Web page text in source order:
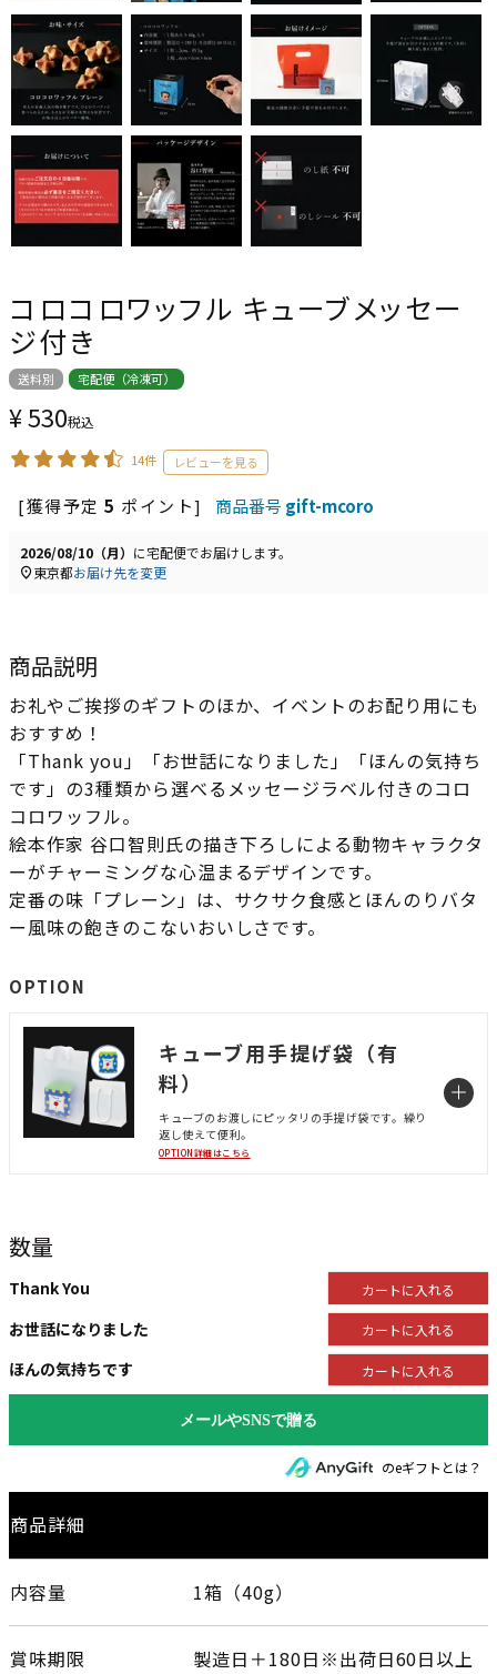
コロコロワッフル キューブメッセー
ジ付き
送料別 宅配便（冷凍可）
¥530税込
14件
[獲得予定 5 ポイント] 商品番号 gift-mcoro
2026/08/10（月） に宅配便でお届けします。
東京都お届け先を変更
商品説明
お礼やご挨拶のギフトのほか、イベントのお配り用にも
おすすめ！
「Thank you」「お世話になりました」「ほんの気持ち
です」の3種類から選べるメッセージラベル付きのコロ
コロワッフル。
絵本作家 谷口智則氏の描き下ろしによる動物キャラクタ
ーがチャーミングな心温まるデザインです。
定番の味「プレーン」は、サクサク食感とほんのりバタ
ー風味の飽きのこないおいしさです。
OPTION
キューブ用手提げ袋（有
料）
キューブのお渡しにピッタリの手提げ袋です。繰り
返し使えて便利。
OPTION詳細はこちら
数量
Thank You カートに入れる
お世話になりました カートに入れる
ほんの気持ちです カートに入れる
のeギフトとは？
商品詳細
内容量 1箱（40g）
賞味期限 製造日＋180日※出荷日60日以上